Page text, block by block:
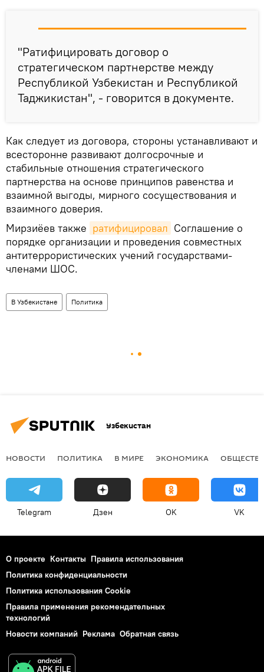
"Ратифицировать договор о
стратегическом партнерстве между
Республикой Узбекистан и Республикой
Таджикистан", - говорится в документе.
Как следует из договора, стороны устанавливают и
всесторонне развивают долгосрочные и
стабильные отношения стратегического
партнерства на основе принципов равенства и
взаимной выгоды, мирного сосуществования и
взаимного доверия.
Мирзиёев также ратифицировал Соглашение о
порядке организации и проведения совместных
антитеррористических учений государствами-
членами ШОС.
В Узбекистане Политика
Узбекистан
НОВОСТИ ПОЛИТИКА В МИРЕ ЭКОНОМИКА
Telegram Дзен OK VK
О проекте Контакты Правила использования
Политика конфиденциальности
Политика использования Cookie
Правила применения рекомендательных
технологий
Новости компаний Реклама Обратная связь